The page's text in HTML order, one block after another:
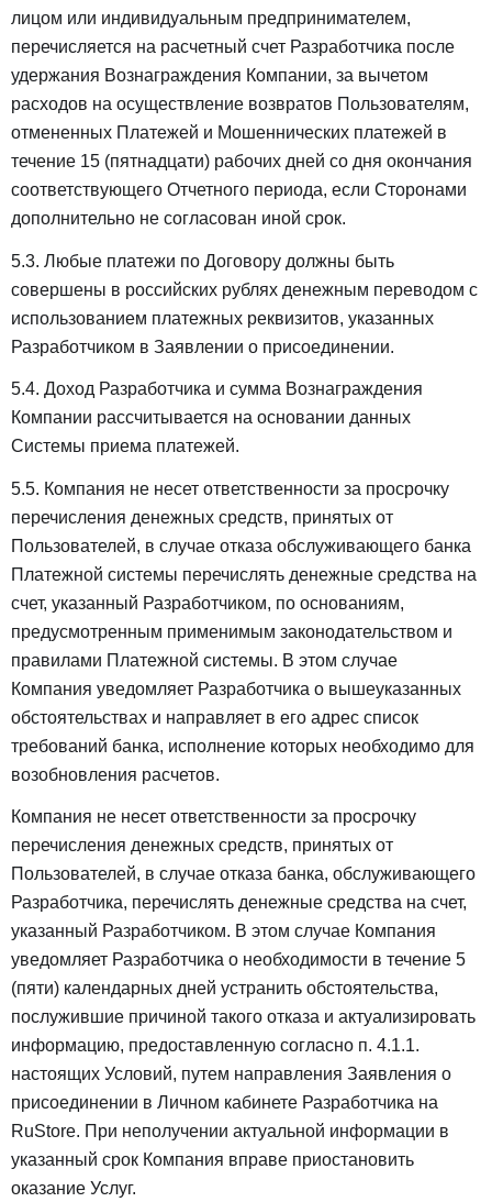
лицом или индивидуальным предпринимателем,
перечисляется на расчетный счет Разработчика после
удержания Вознаграждения Компании, за вычетом
расходов на осуществление возвратов Пользователям,
отмененных Платежей и Мошеннических платежей в
течение 15 (пятнадцати) рабочих дней со дня окончания
соответствующего Отчетного периода, если Сторонами
дополнительно не согласован иной срок.
5.3. Любые платежи по Договору должны быть
совершены в российских рублях денежным переводом с
использованием платежных реквизитов, указанных
Разработчиком в Заявлении о присоединении.
5.4. Доход Разработчика и сумма Вознаграждения
Компании рассчитывается на основании данных
Системы приема платежей.
5.5. Компания не несет ответственности за просрочку
перечисления денежных средств, принятых от
Пользователей, в случае отказа обслуживающего банка
Платежной системы перечислять денежные средства на
счет, указанный Разработчиком, по основаниям,
предусмотренным применимым законодательством и
правилами Платежной системы. В этом случае
Компания уведомляет Разработчика о вышеуказанных
обстоятельствах и направляет в его адрес список
требований банка, исполнение которых необходимо для
возобновления расчетов.
Компания не несет ответственности за просрочку
перечисления денежных средств, принятых от
Пользователей, в случае отказа банка, обслуживающего
Разработчика, перечислять денежные средства на счет,
указанный Разработчиком. В этом случае Компания
уведомляет Разработчика о необходимости в течение 5
(пяти) календарных дней устранить обстоятельства,
послужившие причиной такого отказа и актуализировать
информацию, предоставленную согласно п. 4.1.1.
настоящих Условий, путем направления Заявления о
присоединении в Личном кабинете Разработчика на
RuStore. При неполучении актуальной информации в
указанный срок Компания вправе приостановить
оказание Услуг.